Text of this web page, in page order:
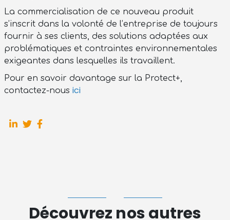
La commercialisation de ce nouveau produit
s’inscrit dans la volonté de l’entreprise de toujours
fournir à ses clients, des solutions adaptées aux
problématiques et contraintes environnementales
exigeantes dans lesquelles ils travaillent.
Pour en savoir davantage sur la Protect+,
contactez-nous ici
Découvrez nos autres